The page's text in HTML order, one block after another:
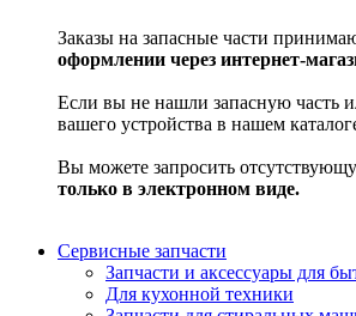
Заказы на запасные части
оформлении через интернет-
Если вы не нашли запасную часть
вашего устройства в нашем
Вы можете запросить
только в электронном виде.
Сервисные запчасти
Запчасти и аксессуары для
Для кухонной техники